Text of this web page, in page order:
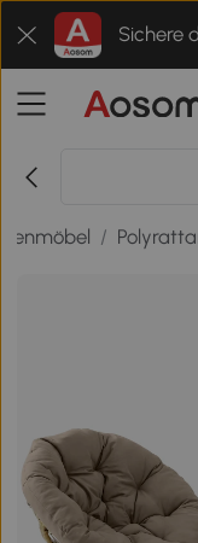
Sichere
/